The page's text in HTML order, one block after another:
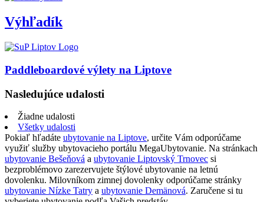
Výhľadík
Paddleboardové výlety na Liptove
Nasledujúce udalosti
Žiadne udalosti
Všetky udalosti
Pokiaľ hľadáte ubytovanie na Liptove, určite Vám odporúčame
využiť služby ubytovacieho portálu MegaUbytovanie. Na stránkach
ubytovanie Bešeňová a ubytovanie Liptovský Trnovec si
bezproblémovo zarezervujete štýlové ubytovanie na letnú
dovolenku. Milovníkom zimnej dovolenky odporúčame stránky
ubytovanie Nízke Tatry a ubytovanie Demänová. Zaručene si tu